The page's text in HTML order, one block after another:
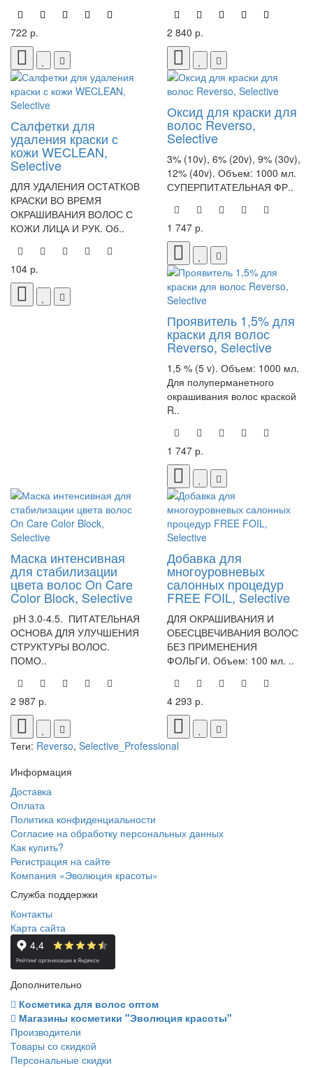
722 р. 2 840 р.
Салфетки для
удаления краски с
кожи WECLEAN,
Selective
ДЛЯ УДАЛЕНИЯ ОСТАТКОВ
КРАСКИ ВО ВРЕМЯ
ОКРАШИВАНИЯ ВОЛОС С
КОЖИ ЛИЦА И РУК. Об..
104 р.
Оксид для краски для
волос Reverso,
Selective
3% (10v), 6% (20v), 9% (30v),
12% (40v). Объем: 1000 мл.
СУПЕРПИТАТЕЛЬНАЯ ФР..
1 747 р.
Проявитель 1,5% для
краски для волос
Reverso, Selective
1,5 % (5 v). Объем: 1000 мл.
Для полуперманетного
окрашивания волос краской
R..
1 747 р.
Маска интенсивная
для стабилизации
цвета волос On Care
Color Block, Selective
pH 3.0-4.5. ПИТАТЕЛЬНАЯ
ОСНОВА ДЛЯ УЛУЧШЕНИЯ
СТРУКТУРЫ ВОЛОС.
ПОМО..
2 987 р.
Добавка для
многоуровневых
салонных процедур
FREE FOIL, Selective
ДЛЯ ОКРАШИВАНИЯ И
ОБЕСЦВЕЧИВАНИЯ ВОЛОС
БЕЗ ПРИМЕНЕНИЯ
ФОЛЬГИ. Объем: 100 мл. ..
4 293 р.
Теги: Reverso, Selective_Professional
Информация
Доставка
Оплата
Политика конфиденциальности
Согласие на обработку персональных данных
Как купить?
Регистрация на сайте
Компания «Эволюция красоты»
Служба поддержки
Контакты
Карта сайта
Дополнительно
Косметика для волос оптом
Магазины косметики "Эволюция красоты"
Производители
Товары со скидкой
Персональные скидки